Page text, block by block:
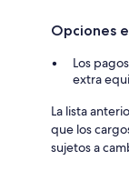
Opciones
Los
extra
La lista
que los
sujetos a